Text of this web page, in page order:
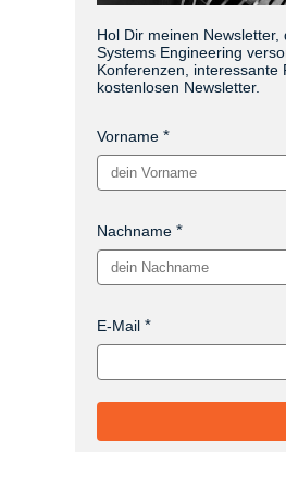
Hol Dir meinen
Systems Engineering
Konferenzen, interessante
kostenlosen Newsletter.
Vorname
Nachname
E-Mail